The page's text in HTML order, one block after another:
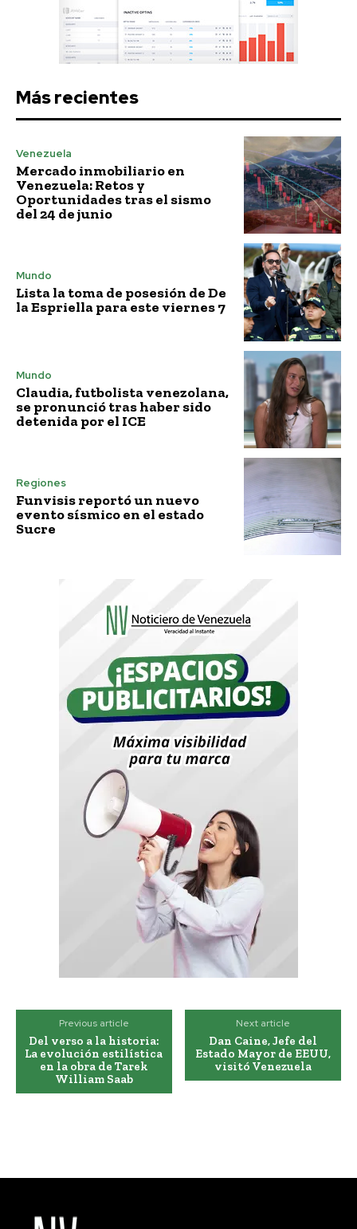
Más recientes
Venezuela
Mercado inmobiliario en
Venezuela: Retos y
Oportunidades tras el sismo
del 24 de junio
Mundo
Lista la toma de posesión de De
la Espriella para este viernes 7
Mundo
Claudia, futbolista venezolana,
se pronunció tras haber sido
detenida por el ICE
Regiones
Funvisis reportó un nuevo
evento sísmico en el estado
Sucre
Previous article
Del verso a la historia:
La evolución estilística
en la obra de Tarek
William Saab
Next article
Dan Caine, Jefe del
Estado Mayor de EEUU,
visitó Venezuela